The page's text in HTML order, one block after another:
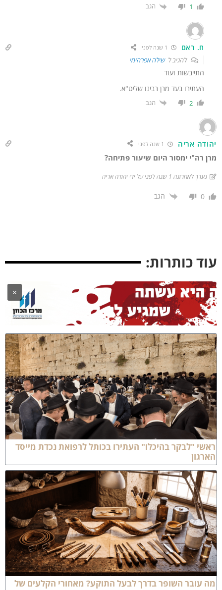
1 הגב
ח. ראם 1 שנה לפני
להגיב לשילה אפרהימי
התייבשות ועוד
העתירו בעד מרן רבינו שליט"א.
2 הגב
אריה
רה"י ימסור היום שיעור פתיחה?
נערך לאחרונה 1 שנה לפני על ידי יהודה אריה
0 הגב
כותרות:
×
"לבקר בהיכלו" העתירו בכותל לרפואת נכדת מייסד
עובר השופר בדרך לבעל התוקע? מאחורי הקלעים של